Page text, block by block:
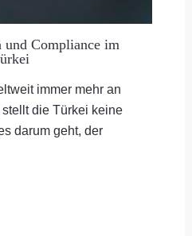
Compliance im
immer mehr an
die Türkei keine
darum geht, der